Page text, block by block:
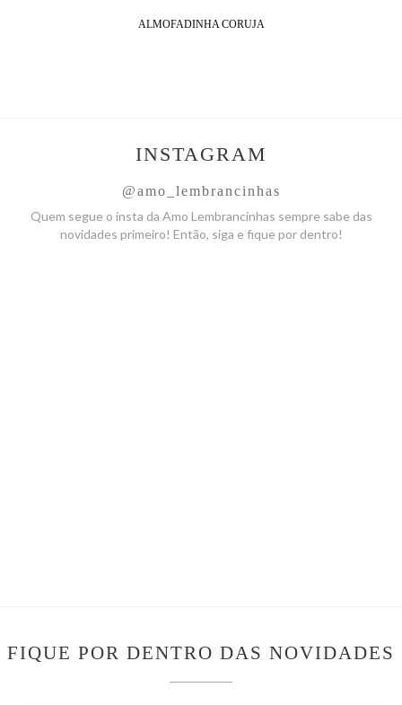
ALMOFADINHA CORUJA
INSTAGRAM
@amo_lembrancinhas
Quem segue o insta da Amo Lembrancinhas sempre sabe das
novidades primeiro! Então, siga e fique por dentro!
FIQUE POR DENTRO DAS NOVIDADES